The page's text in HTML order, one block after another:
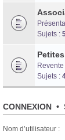
Sujets :
Sujets :
CONNEXION •
Nom d’utilisateur :